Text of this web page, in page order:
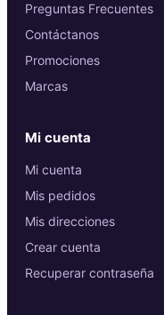
Preguntas Frecuentes
Contáctanos
Promociones
Marcas
Mi cuenta
Mi cuenta
Mis pedidos
Mis direcciones
Crear cuenta
Recuperar contraseña